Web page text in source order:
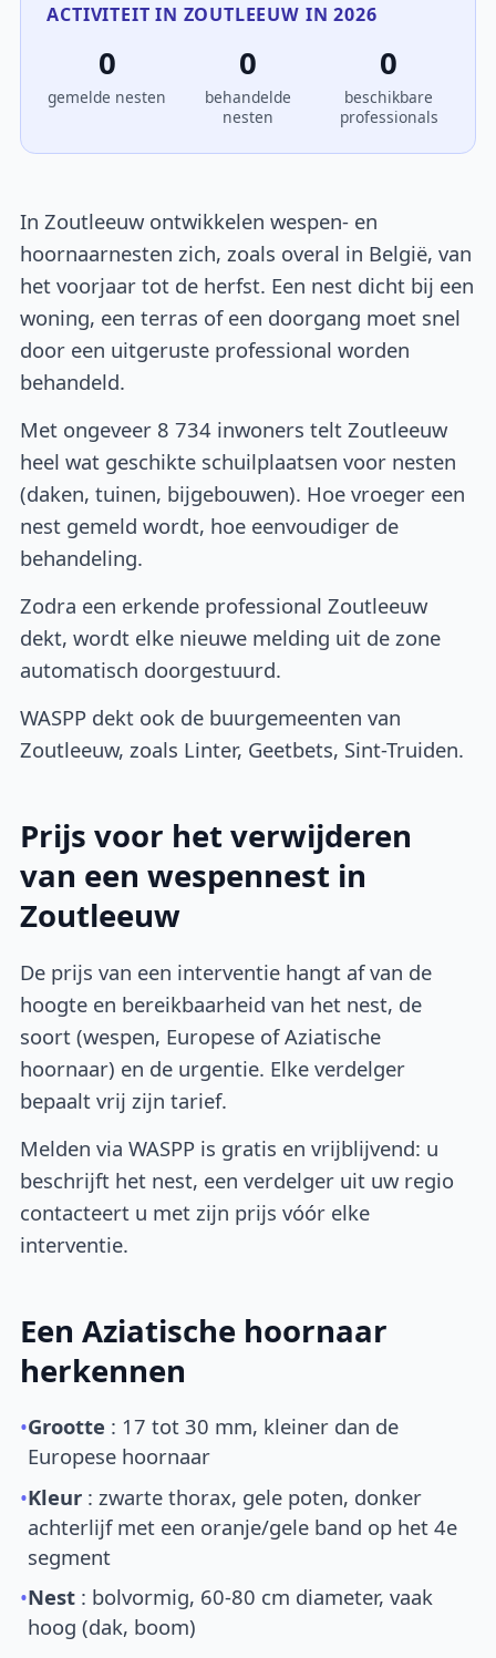
ACTIVITEIT IN ZOUTLEEUW IN 2026
0
gemelde nesten
0
behandelde
nesten
0
beschikbare
professionals
In Zoutleeuw ontwikkelen wespen- en
hoornaarnesten zich, zoals overal in België, van
het voorjaar tot de herfst. Een nest dicht bij een
woning, een terras of een doorgang moet snel
door een uitgeruste professional worden
behandeld.
Met ongeveer 8 734 inwoners telt Zoutleeuw
heel wat geschikte schuilplaatsen voor nesten
(daken, tuinen, bijgebouwen). Hoe vroeger een
nest gemeld wordt, hoe eenvoudiger de
behandeling.
Zodra een erkende professional Zoutleeuw
dekt, wordt elke nieuwe melding uit de zone
automatisch doorgestuurd.
WASPP dekt ook de buurgemeenten van
Zoutleeuw, zoals Linter, Geetbets, Sint-Truiden.
Prijs voor het verwijderen
van een wespennest in
Zoutleeuw
De prijs van een interventie hangt af van de
hoogte en bereikbaarheid van het nest, de
soort (wespen, Europese of Aziatische
hoornaar) en de urgentie. Elke verdelger
bepaalt vrij zijn tarief.
Melden via WASPP is gratis en vrijblijvend: u
beschrijft het nest, een verdelger uit uw regio
contacteert u met zijn prijs vóór elke
interventie.
Een Aziatische hoornaar
herkennen
•Grootte : 17 tot 30 mm, kleiner dan de
Europese hoornaar
•Kleur : zwarte thorax, gele poten, donker
achterlijf met een oranje/gele band op het 4e
segment
•Nest : bolvormig, 60-80 cm diameter, vaak
hoog (dak, boom)